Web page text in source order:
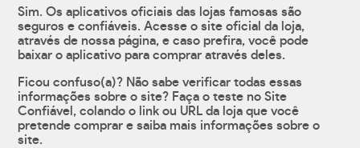
Sim. Os aplicativos oficiais das lojas famosas são
seguros e confiáveis. Acesse o site oficial da loja,
através de nossa página, e caso prefira, você pode
baixar o aplicativo para comprar através deles.
Ficou confuso(a)? Não sabe verificar todas essas
informações sobre o site? Faça o teste no Site
Confiável, colando o link ou URL da loja que você
pretende comprar e saiba mais informações sobre o
site.